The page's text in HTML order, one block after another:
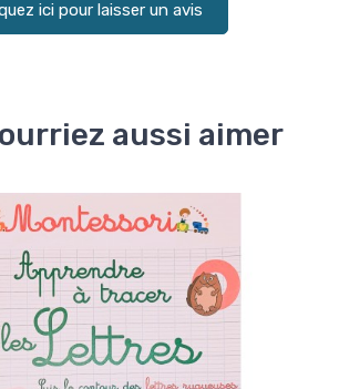
ici pour laisser un avis
aussi aimer